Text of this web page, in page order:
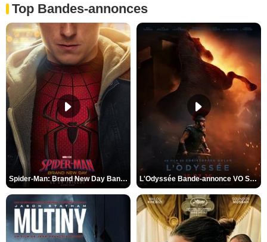
Top Bandes-annonces
Spider-Man: Brand New Day Bande-annonce VO STFR L'Odyssée Bande-annonce VO STFR